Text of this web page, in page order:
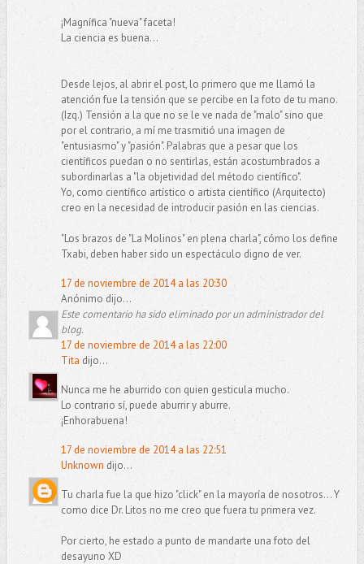
¡Magnífica "nueva" faceta!
La ciencia es buena...
Desde lejos, al abrir el post, lo primero que me llamó la
atención fue la tensión que se percibe en la foto de tu mano.
(Izq.) Tensión a la que no se le ve nada de "malo" sino que
por el contrario, a mí me trasmitió una imagen de
"entusiasmo" y "pasión". Palabras que a pesar que los
científicos puedan o no sentirlas, están acostumbrados a
subordinarlas a "la objetividad del método científico".
Yo, como científico artístico o artista científico (Arquitecto)
creo en la necesidad de introducir pasión en las ciencias.
"Los brazos de "La Molinos" en plena charla", cómo los define
Txabi, deben haber sido un espectáculo digno de ver.
17 de noviembre de 2014 a las 20:30
Anónimo dijo...
Este comentario ha sido eliminado por un administrador del
blog.
17 de noviembre de 2014 a las 22:00
Tita dijo...
Nunca me he aburrido con quien gesticula mucho.
Lo contrario sí, puede aburrir y aburre.
¡Enhorabuena!
17 de noviembre de 2014 a las 22:51
Unknown dijo...
Tu charla fue la que hizo "click" en la mayoría de nosotros... Y
como dice Dr. Litos no me creo que fuera tu primera vez.
Por cierto, he estado a punto de mandarte una foto del
desayuno XD